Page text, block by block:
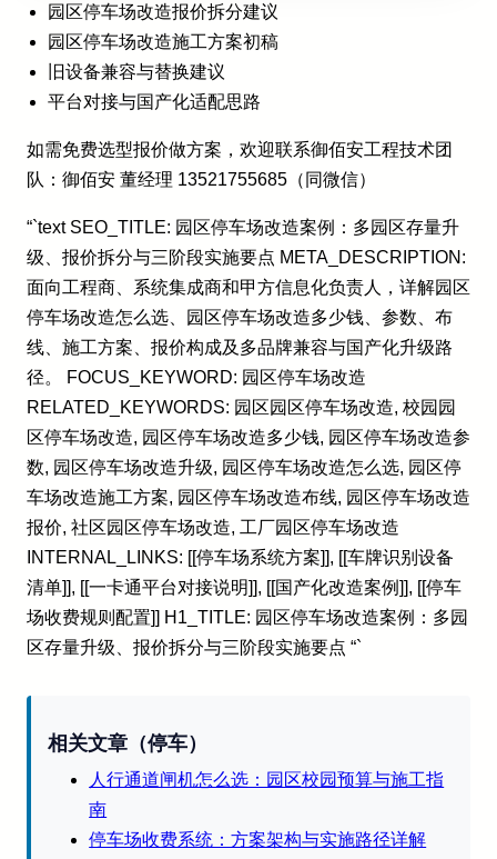
园区停车场改造报价拆分建议
园区停车场改造施工方案初稿
旧设备兼容与替换建议
平台对接与国产化适配思路
如需免费选型报价做方案，欢迎联系御佰安工程技术团
队：御佰安 董经理 13521755685（同微信）
“`text SEO_TITLE: 园区停车场改造案例：多园区存量升
级、报价拆分与三阶段实施要点 META_DESCRIPTION:
面向工程商、系统集成商和甲方信息化负责人，详解园区
停车场改造怎么选、园区停车场改造多少钱、参数、布
线、施工方案、报价构成及多品牌兼容与国产化升级路
径。 FOCUS_KEYWORD: 园区停车场改造
RELATED_KEYWORDS: 园区园区停车场改造, 校园园
区停车场改造, 园区停车场改造多少钱, 园区停车场改造参
数, 园区停车场改造升级, 园区停车场改造怎么选, 园区停
车场改造施工方案, 园区停车场改造布线, 园区停车场改造
报价, 社区园区停车场改造, 工厂园区停车场改造
INTERNAL_LINKS: [[停车场系统方案]], [[车牌识别设备
清单]], [[一卡通平台对接说明]], [[国产化改造案例]], [[停车
场收费规则配置]] H1_TITLE: 园区停车场改造案例：多园
区存量升级、报价拆分与三阶段实施要点 “`
相关文章（停车）
人行通道闸机怎么选：园区校园预算与施工指
南
停车场收费系统：方案架构与实施路径详解